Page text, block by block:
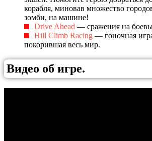
корабля, миновав множество
зомби, на машине!
Drive Ahead — сражения на
Hill Climb Racing — гоночная
покорившая весь мир.
Видео об игре.